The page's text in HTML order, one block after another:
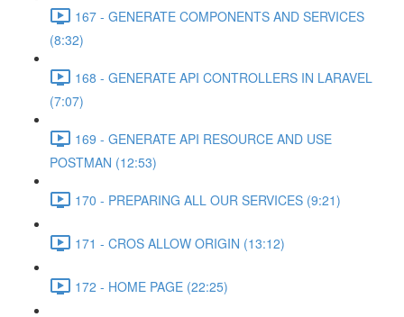
167 - GENERATE COMPONENTS AND SERVICES
(8:32)
168 - GENERATE API CONTROLLERS IN LARAVEL
(7:07)
169 - GENERATE API RESOURCE AND USE
POSTMAN (12:53)
170 - PREPARING ALL OUR SERVICES (9:21)
171 - CROS ALLOW ORIGIN (13:12)
172 - HOME PAGE (22:25)